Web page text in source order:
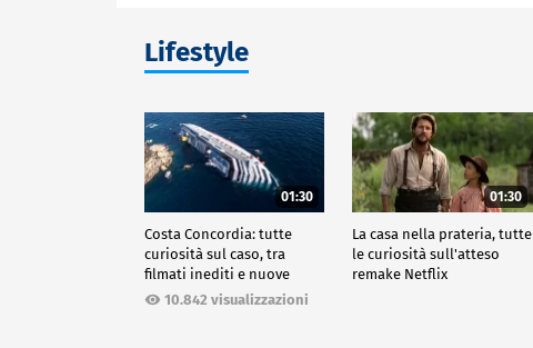
Lifestyle
01:30
Costa Concordia: tutte
curiosità sul caso, tra
filmati inediti e nuove
ricostruzioni
10.842 visualizzazioni
01:30
La casa nella prateria, tutte
le curiosità sull'atteso
remake Netflix